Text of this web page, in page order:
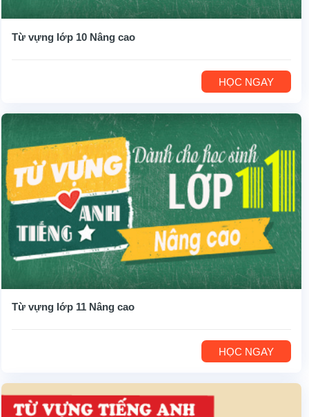
Từ vựng lớp 10 Nâng cao
HỌC NGAY
Từ vựng lớp 11 Nâng cao
HỌC NGAY